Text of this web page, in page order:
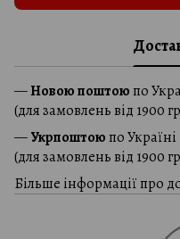
—Новою поштою по
(для замовлень від 1900
—Укрпоштою по
(для замовлень від 1900
Більше інформації про